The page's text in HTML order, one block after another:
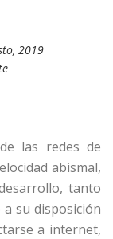
2019
las redes de
abismal,
tanto
su disposición
a internet,